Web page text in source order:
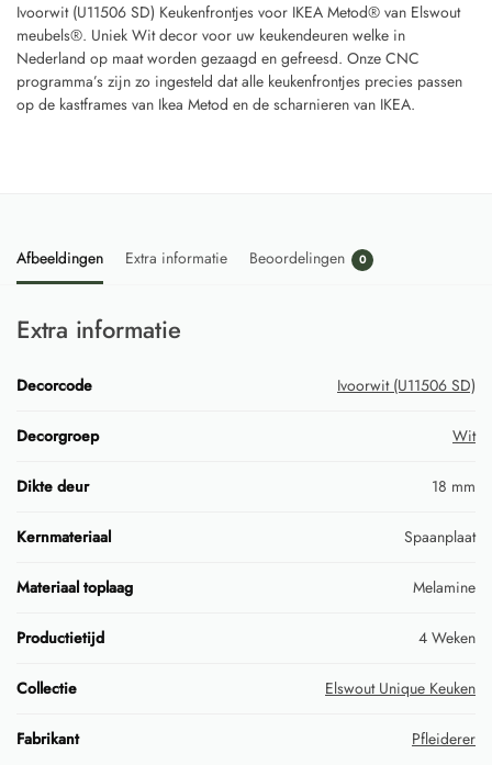
Ivoorwit (U11506 SD) Keukenfrontjes voor IKEA Metod® van Elswout
meubels®. Uniek Wit decor voor uw keukendeuren welke in
Nederland op maat worden gezaagd en gefreesd. Onze CNC
programma’s zijn zo ingesteld dat alle keukenfrontjes precies passen
op de kastframes van Ikea Metod en de scharnieren van IKEA.
Afbeeldingen Extra informatie Beoordelingen 0
Extra informatie
Decorcode Ivoorwit (U11506 SD)
Decorgroep Wit
Dikte deur 18 mm
Kernmateriaal Spaanplaat
Materiaal toplaag Melamine
Productietijd 4 Weken
Collectie Elswout Unique Keuken
Fabrikant Pfleiderer